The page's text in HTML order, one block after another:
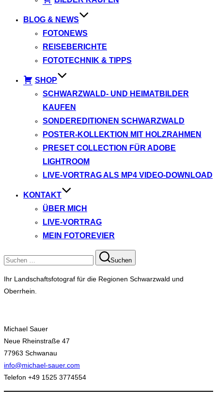
BLOG & NEWS
FOTONEWS
REISEBERICHTE
FOTOTECHNIK & TIPPS
SHOP
SCHWARZWALD- UND HEIMATBILDER
KAUFEN
SONDEREDITIONEN SCHWARZWALD
POSTER-KOLLEKTION MIT HOLZRAHMEN
PRESET COLLECTION FÜR ADOBE
LIGHTROOM
LIVE-VORTRAG ALS MP4 VIDEO-DOWNLOAD
KONTAKT
ÜBER MICH
LIVE-VORTRAG
MEIN FOTOREVIER
Suchen
nach:
Suchen
Ihr Landschaftsfotograf für die Regionen Schwarzwald und
Oberrhein.
Michael Sauer
Neue Rheinstraße 47
77963 Schwanau
info@michael-sauer.com
Telefon +49 1525 3774554